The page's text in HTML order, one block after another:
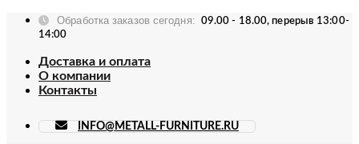
Skip
Обработка заказов сегодня:
09.00 - 18.00, перерыв 13:00-
14:00
Доставка и оплата
О компании
Контакты
INFO@METALL-FURNITURE.RU